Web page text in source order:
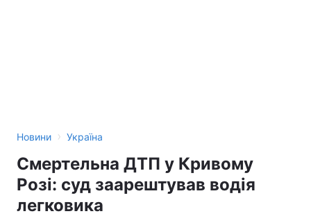
Новини › Україна
Смертельна ДТП у Кривому
Розі: суд заарештував водія
легковика